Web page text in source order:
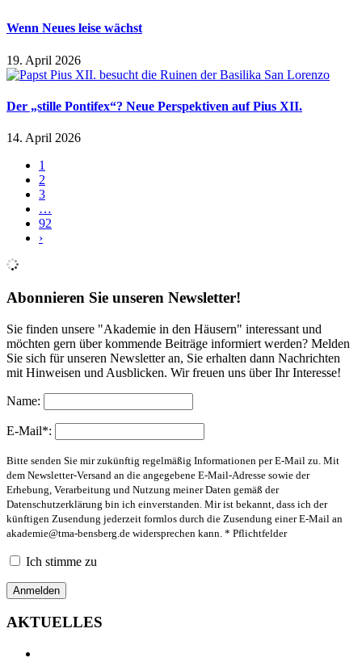
Wenn Neues leise wächst
19. April 2026
Der „stille Pontifex“? Neue Perspektiven auf Pius XII.
14. April 2026
1
2
3
…
92
›
Abonnieren Sie unseren Newsletter!
Sie finden unsere "Akademie in den Häusern" interessant und
möchten gern über kommende Beiträge informiert werden? Melden
Sie sich für unseren Newsletter an, Sie erhalten dann Nachrichten
mit Hinweisen und Ausblicken. Wir freuen uns über Ihr Interesse!
Name:
E-Mail*:
Bitte senden Sie mir zukünftig regelmäßig Informationen per E-Mail zu. Mit
dem Newsletter-Versand an die angegebene E-Mail-Adresse sowie der
Erhebung, Verarbeitung und Nutzung meiner Daten gemäß der
Datenschutzerklärung bin ich einverstanden. Mir ist bekannt, dass ich der
künftigen Zusendung jederzeit formlos durch die Zusendung einer E-Mail an
akademie@tma-bensberg.de widersprechen kann. * Pflichtfelder
Ich stimme zu
AKTUELLES